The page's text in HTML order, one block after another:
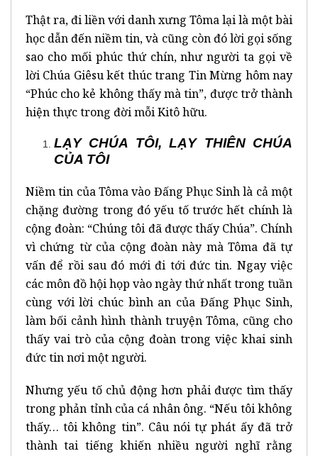
Thật ra, đi liền với danh xưng Tôma lại là một bài
học dẫn đến niềm tin, và cũng còn đó lời gọi sống
sao cho mối phúc thứ chín, như người ta gọi về
lời Chúa Giêsu kết thúc trang Tin Mừng hôm nay
“Phúc cho kẻ không thấy mà tin”, được trở thành
hiện thực trong đời mỗi Kitô hữu.
LẠY CHÚA TÔI, LẠY THIÊN CHÚA
CỦA TÔI
Niềm tin của Tôma vào Đấng Phục Sinh là cả một
chặng đường trong đó yếu tố trước hết chính là
cộng đoàn: “Chúng tôi đã được thấy Chúa”. Chính
vì chứng từ của cộng đoàn này mà Tôma đã tự
vấn để rồi sau đó mới đi tới đức tin. Ngay việc
các môn đồ hội họp vào ngày thứ nhất trong tuần
cùng với lời chúc bình an của Đấng Phục Sinh,
làm bối cảnh hình thành truyện Tôma, cũng cho
thấy vai trò của cộng đoàn trong việc khai sinh
đức tin nơi một người.
Nhưng yếu tố chủ động hơn phải được tìm thấy
trong phản tỉnh của cá nhân ông. “Nếu tôi không
thấy… tôi không tin”. Câu nói tự phát ấy đã trở
thành tai tiếng khiến nhiều người nghĩ rằng